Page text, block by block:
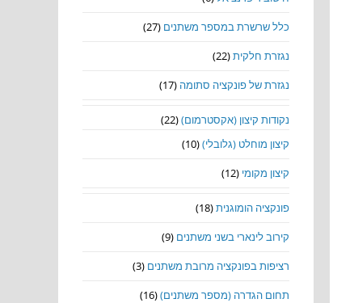
כלל שרשרת במספר משתנים (27)
נגזרת חלקית(22)
נגזרת של פונקציה סתומה (17)
נקודות קיצון (אקסטרמום)(22)
קיצון מוחלט (גלובלי)(10)
קיצון מקומי (12)
פונקציה הומוגנית(18)
קירוב לינארי בשני משתנים (9)
רציפות בפונקציה מרובת משתנים (3)
תחום הגדרה (מספר משתנים)(16)